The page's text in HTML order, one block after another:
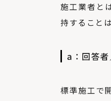
施工業者と
持すること
a：回答
標準施工で